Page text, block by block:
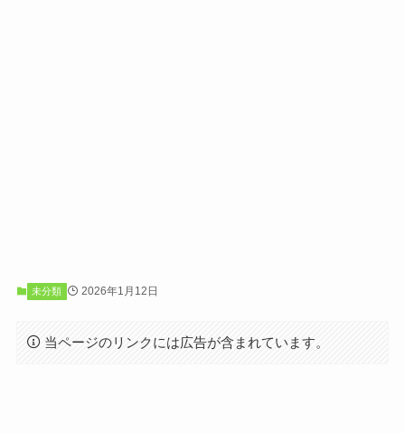
未分類 2026年1月12日
当ページのリンクには広告が含まれています。